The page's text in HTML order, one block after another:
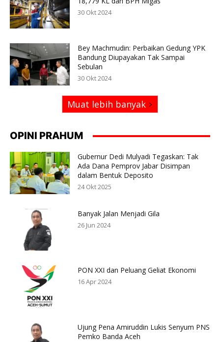
30 Okt 2024
Bey Machmudin: Perbaikan Gedung YPK
Bandung Diupayakan Tak Sampai
Sebulan
30 Okt 2024
Muat lebih banyak
OPINI PRAHUM
Gubernur Dedi Mulyadi Tegaskan: Tak
Ada Dana Pemprov Jabar Disimpan
dalam Bentuk Deposito
24 Okt 2025
Banyak Jalan Menjadi Gila
26 Jun 2024
PON XXI dan Peluang Geliat Ekonomi
16 Apr 2024
Ujung Pena Amiruddin Lukis Senyum PNS
Pemko Banda Aceh